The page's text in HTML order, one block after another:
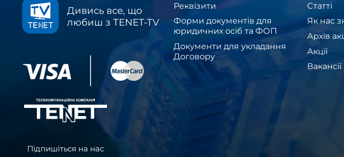
Дивись все, що
любиш з TENET-TV
Реквізити
Форми документів для
юридичних осіб та ФОП
Документи для укладання
Договору
Cтатті
Як нас
Архів
Акції
Вакансії
Підпишіться на нас